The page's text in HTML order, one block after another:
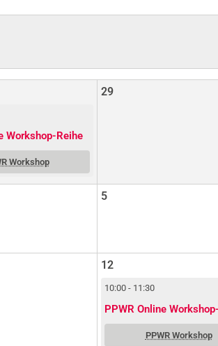
Workshop-Reihe
Workshop
29
5
12
10:00 - 11:30
PPWR Online
PPWR Workshop